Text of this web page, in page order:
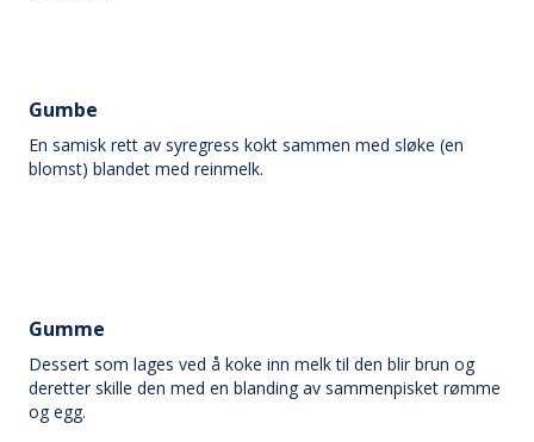
Gumbe
En samisk rett av syregress kokt sammen med sløke (en
blomst) blandet med reinmelk.
Gumme
Dessert som lages ved å koke inn melk til den blir brun og
deretter skille den med en blanding av sammenpisket rømme
og egg.